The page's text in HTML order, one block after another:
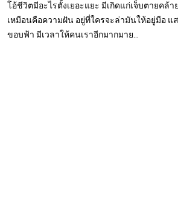
โอ้ชีวิตมีอะไรตั้งเยอะแยะ มีเกิดแก่เจ็บตายคล้
เหมือนคือความฝัน อยู่ที่ใครจะล่ามันให้อยู่มือ แ
ขอบฟ้า มีเวลาให้คนเราอีกมากมาย...